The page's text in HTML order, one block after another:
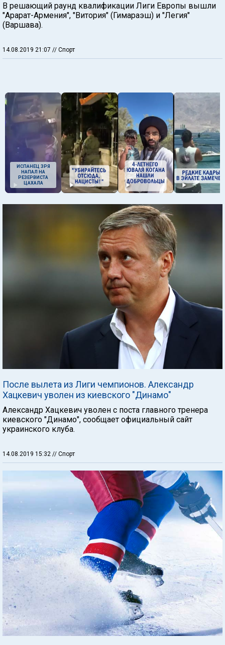
В решающий раунд квалификации Лиги Европы вышли
"Арарат-Армения", "Витория" (Гимараэш) и "Легия"
(Варшава).
14.08.2019 21:07 // Спорт
ИСПАНЕЦ ЗРЯ
НАПАЛ НА
РЕЗЕРВИСТА
ЦАХАЛА
После вылета из Лиги чемпионов. Александр
Хацкевич уволен из киевского "Динамо"
Александр Хацкевич уволен с поста главного тренера
киевского "Динамо", сообщает официальный сайт
украинского клуба.
14.08.2019 15:32 // Спорт